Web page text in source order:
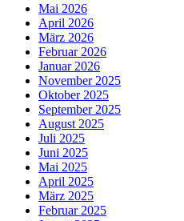
Mai 2026
April 2026
März 2026
Februar 2026
Januar 2026
November 2025
Oktober 2025
September 2025
August 2025
Juli 2025
Juni 2025
Mai 2025
April 2025
März 2025
Februar 2025